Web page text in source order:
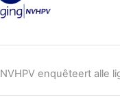
NVHPV enquêteert alle